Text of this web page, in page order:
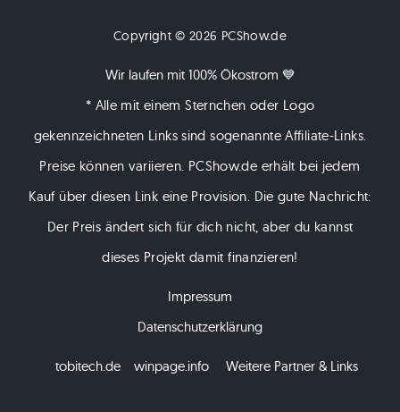
Copyright © 2026 PCShow.de
Wir laufen mit 100% Ökostrom 💙
* Alle mit einem Sternchen oder Logo
gekennzeichneten Links sind sogenannte Affiliate-Links.
Preise können variieren. PCShow.de erhält bei jedem
Kauf über diesen Link eine Provision. Die gute Nachricht:
Der Preis ändert sich für dich nicht, aber du kannst
dieses Projekt damit finanzieren!
Impressum
Datenschutzerklärung
tobitech.de winpage.info Weitere Partner & Links